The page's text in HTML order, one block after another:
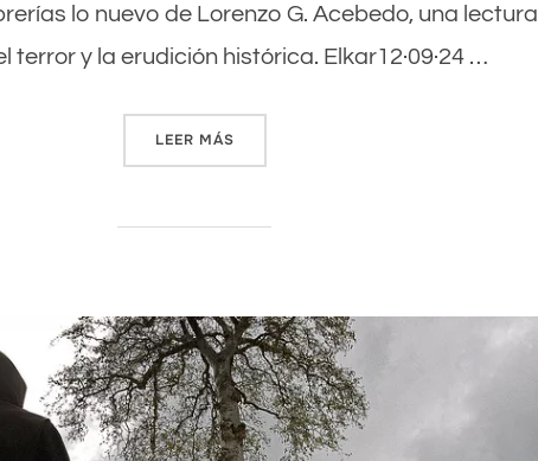
lo nuevo de Lorenzo G. Acebedo, una
terror y la erudición histórica. Elkar12·09·24 …
LEER MÁS